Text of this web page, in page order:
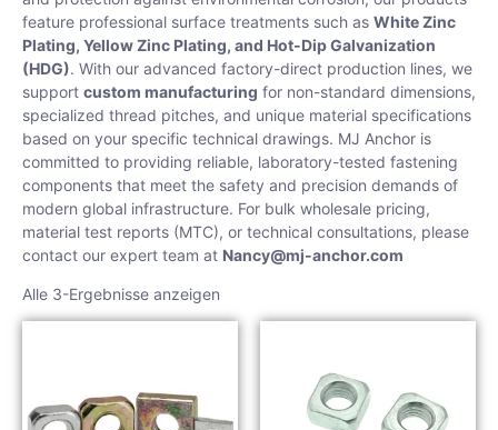
feature professional surface treatments such as White Zinc
Plating, Yellow Zinc Plating, and Hot-Dip Galvanization
(HDG). With our advanced factory-direct production lines, we
support custom manufacturing for non-standard dimensions,
specialized thread pitches, and unique material specifications
based on your specific technical drawings. MJ Anchor is
committed to providing reliable, laboratory-tested fastening
components that meet the safety and precision demands of
modern global infrastructure. For bulk wholesale pricing,
material test reports (MTC), or technical consultations, please
contact our expert team at Nancy@mj-anchor.com
Alle 3-Ergebnisse anzeigen